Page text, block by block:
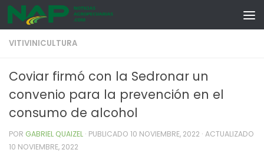
Skip to content
VITIVINICULTURA
Coviar firmó con la Sedronar un
convenio para la prevención en el
consumo de alcohol
POR GABRIEL QUAIZEL · PUBLICADO 10 NOVIEMBRE, 2022 · ACTUALIZADO
10 NOVIEMBRE, 2022